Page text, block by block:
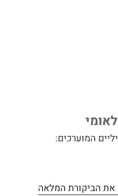
המוערכים:
הביקורת המלאה